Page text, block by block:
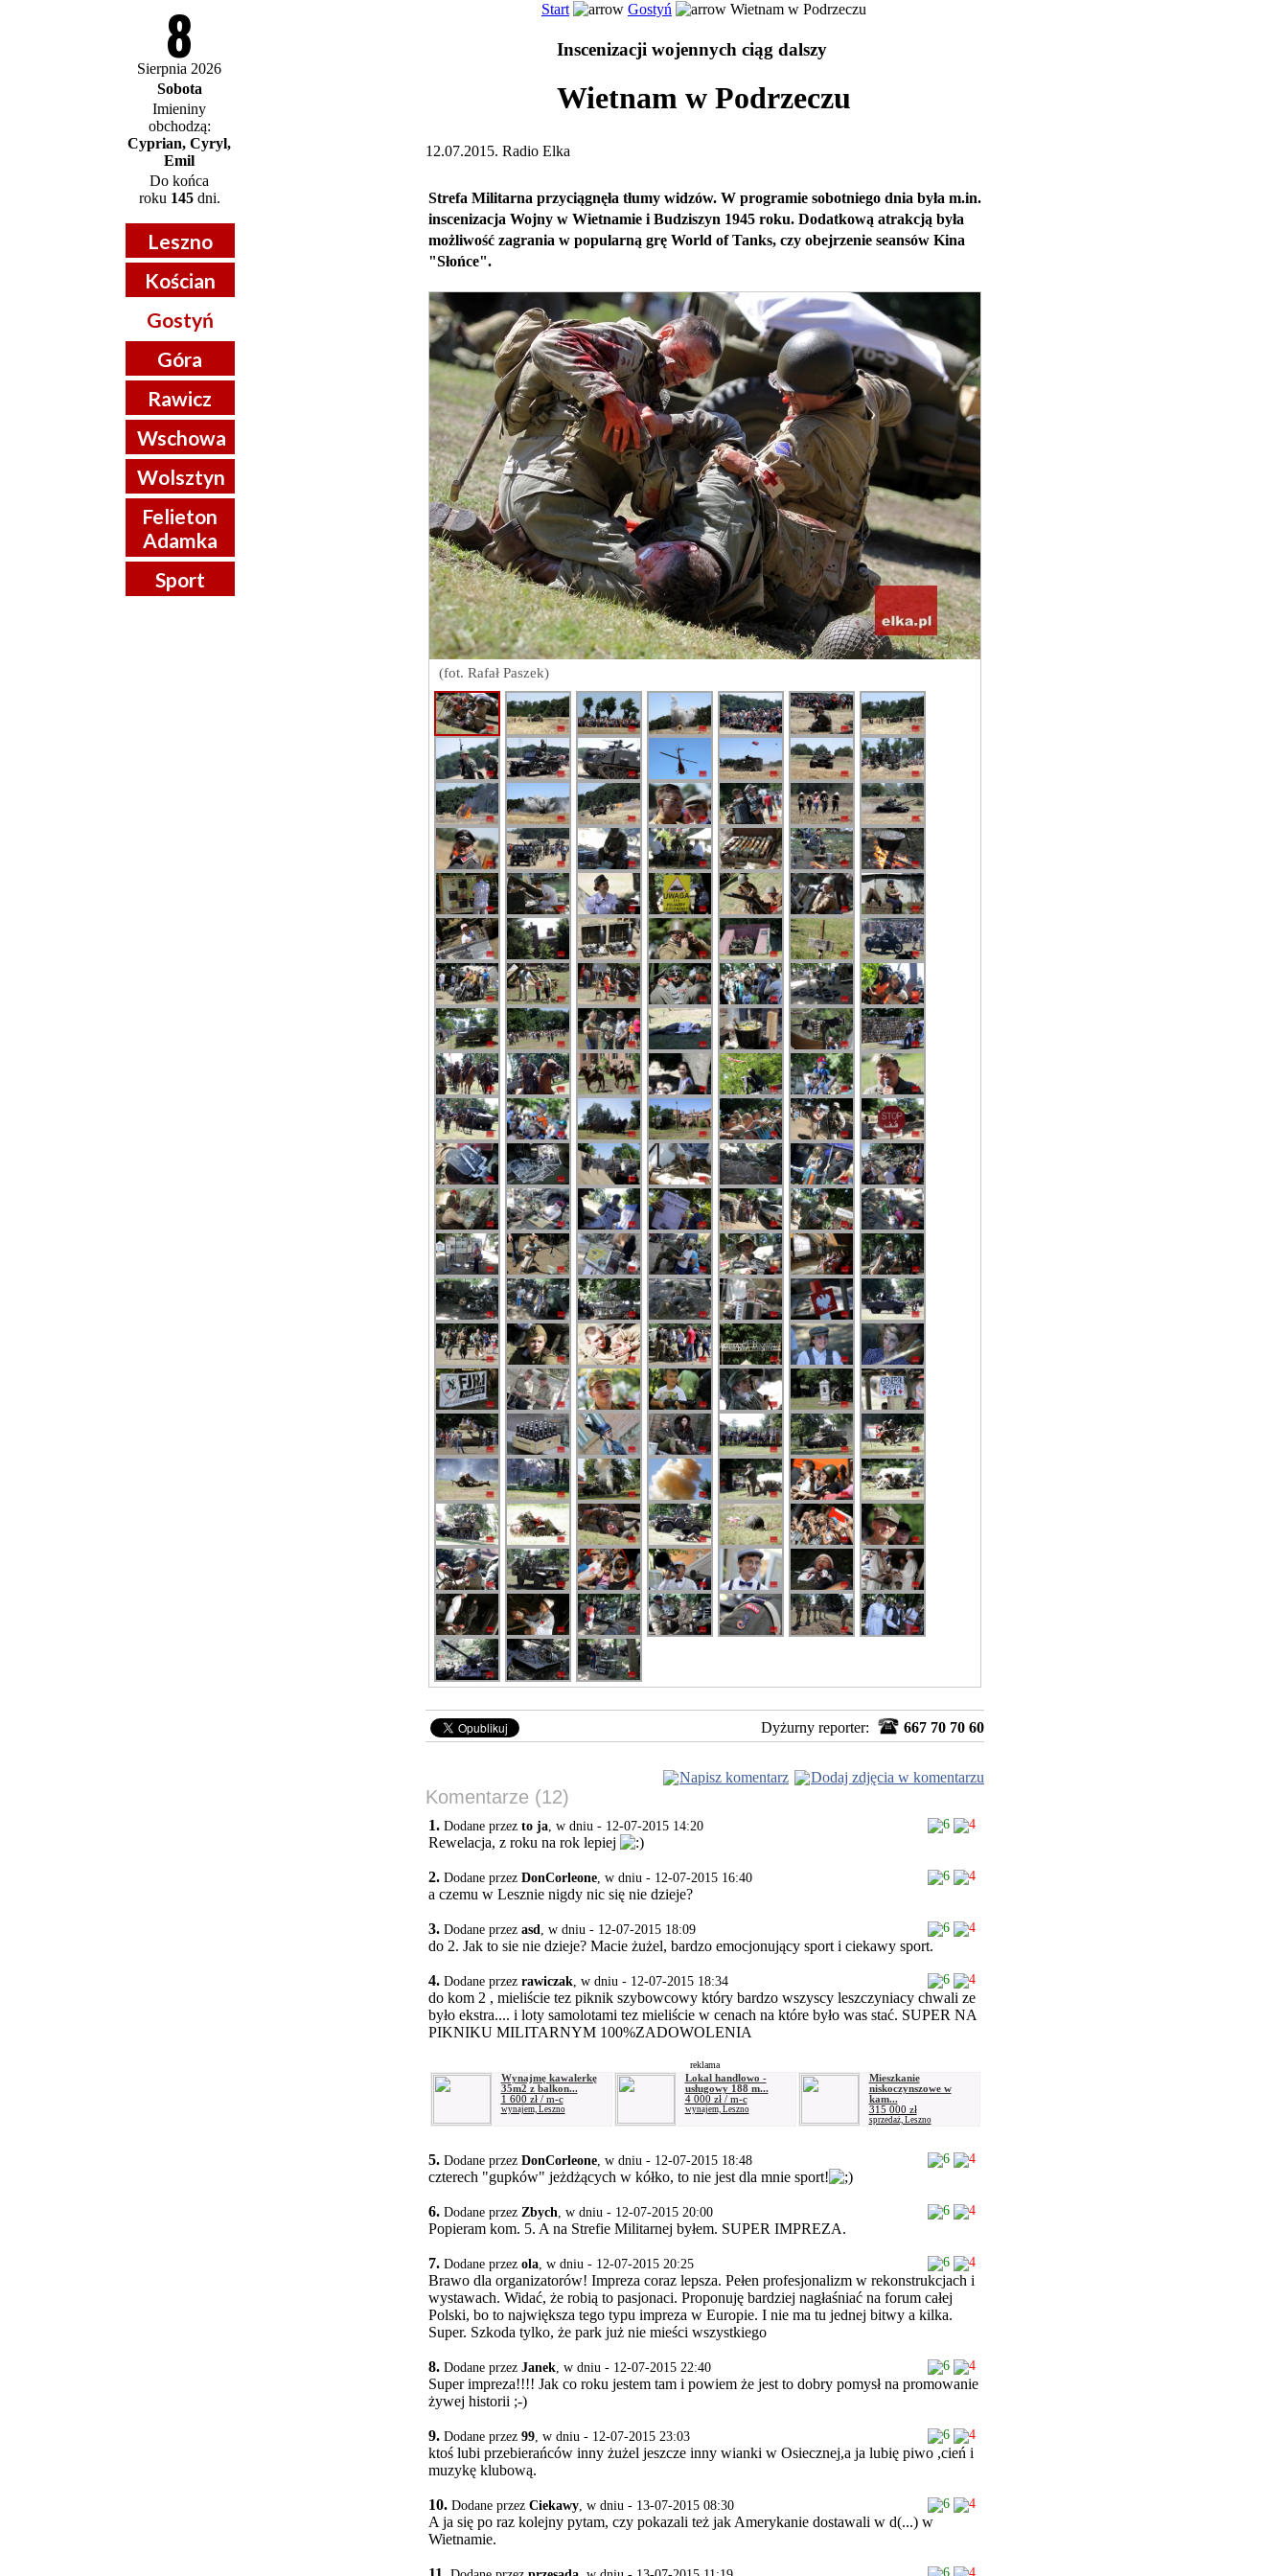
8
Sierpnia 2026
Sobota
Imieniny
obchodzą:
Cyprian, Cyryl,
Emil
Do końca
roku 145dni.
Leszno
Kościan
Gostyń
Góra
Rawicz
Wschowa
Wolsztyn
Felieton
Adamka
Sport
Start Gostyń Wietnam w Podrzeczu
Inscenizacji wojennych ciąg dalszy
Wietnam w Podrzeczu
12.07.2015. Radio Elka
Strefa Militarna przyciągnęła tłumy widzów. W programie sobotniego dnia była m.in.
inscenizacja Wojny w Wietnamie i Budziszyn 1945 roku. Dodatkową atrakcją była
możliwość zagrania w popularną grę World of Tanks, czy obejrzenie seansów Kina
"Słońce".
(fot. Rafał Paszek)
Dyżurny reporter: 667 70 70 60
Napisz komentarz Dodaj zdjęcia w komentarzu
Komentarze (12)
1. Dodane przez to ja, w dniu - 12-07-2015 14:20 6 4
Rewelacja, z roku na rok lepiej
2. Dodane przez DonCorleone, w dniu - 12-07-2015 16:40 6 4
a czemu w Lesznie nigdy nic się nie dzieje?
3. Dodane przez asd, w dniu - 12-07-2015 18:09 6 4
do 2. Jak to sie nie dzieje? Macie żużel, bardzo emocjonujący sport i ciekawy sport.
4. Dodane przez rawiczak, w dniu - 12-07-2015 18:34 6 4
do kom 2 , mieliście tez piknik szybowcowy który bardzo wszyscy leszczyniacy chwali ze
było ekstra.... i loty samolotami tez mieliście w cenach na które było was stać. SUPER NA
PIKNIKU MILITARNYM 100%ZADOWOLENIA
reklama
Wynajmę kawalerkę
35m2 z balkon...
1 600 zł / m-c
wynajem, Leszno
Lokal handlowo -
usługowy 188 m...
4 000 zł / m-c
wynajem, Leszno
Mieszkanie
niskoczynszowe w
kam...
315 000 zł
sprzedaż, Leszno
5. Dodane przez DonCorleone, w dniu - 12-07-2015 18:48 6 4
czterech "gupków" jeżdżących w kółko, to nie jest dla mnie sport!
6. Dodane przez Zbych, w dniu - 12-07-2015 20:00 6 4
Popieram kom. 5. A na Strefie Militarnej byłem. SUPER IMPREZA.
7. Dodane przez ola, w dniu - 12-07-2015 20:25 6 4
Brawo dla organizatorów! Impreza coraz lepsza. Pełen profesjonalizm w rekonstrukcjach i
wystawach. Widać, że robią to pasjonaci. Proponuję bardziej nagłaśniać na forum całej
Polski, bo to największa tego typu impreza w Europie. I nie ma tu jednej bitwy a kilka.
Super. Szkoda tylko, że park już nie mieści wszystkiego
8. Dodane przez Janek, w dniu - 12-07-2015 22:40 6 4
Super impreza!!!! Jak co roku jestem tam i powiem że jest to dobry pomysł na promowanie
żywej historii ;-)
9. Dodane przez 99, w dniu - 12-07-2015 23:03 6 4
ktoś lubi przebierańców inny żużel jeszcze inny wianki w Osiecznej,a ja lubię piwo ,cień i
muzykę klubową.
10. Dodane przez Ciekawy, w dniu - 13-07-2015 08:30 6 4
A ja się po raz kolejny pytam, czy pokazali też jak Amerykanie dostawali w d(...) w
Wietnamie.
6 4